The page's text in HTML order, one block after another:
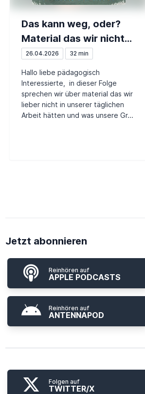
Das kann weg, oder?
Material das wir nicht
mögen #107
26.04.2026 32 min
Hallo liebe pädagogisch
Interessierte, in dieser Folge
sprechen wir über material das wir
lieber nicht in unserer täglichen
Arbeit hätten und was unsere Gr...
Jetzt abonnieren
Reinhören auf
APPLE PODCASTS
Reinhören auf
ANTENNAPOD
Folgen auf
TWITTER/X